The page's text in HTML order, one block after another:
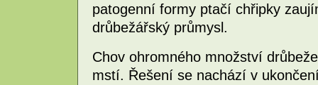
patogenní formy ptačí chřipky
drůbežářský průmysl.
Chov ohromného množství
mstí. Řešení se nachází v